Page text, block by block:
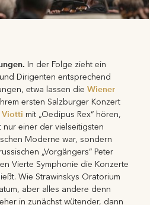
In der Folge zieht ein
Dirigenten entsprechend
etwa lassen dieWiener
ersten Salzburger Konzert
Viotti mit „Oedipus Rex“ hören,
nur einer der vielseitigsten
Moderne war, sondern
„Vorgängers“ Peter
Vierte Symphonie die Konzerte
Wie Strawinskys Oratorium
aber alles andere denn
in zunächst wütender, dann